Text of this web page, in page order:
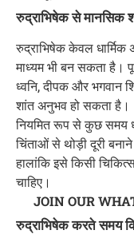
रुद्राभिषेक से मानसिक
रुद्राभिषेक केवल धार्मिक
माध्यम भी बन सकता है।
ध्वनि, दीपक और भगवान
शांत अनुभव हो सकता है।
नियमित रूप से कुछ समय
चिंताओं से थोड़ी दूरी
हालांकि इसे किसी
चाहिए।
JOIN OUR
रुद्राभिषेक करते समय